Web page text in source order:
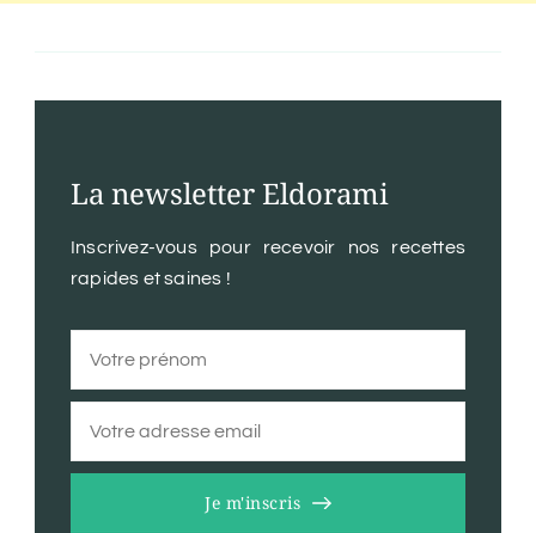
La newsletter Eldorami
Inscrivez-vous pour recevoir nos recettes
rapides et saines !
Je m'inscris